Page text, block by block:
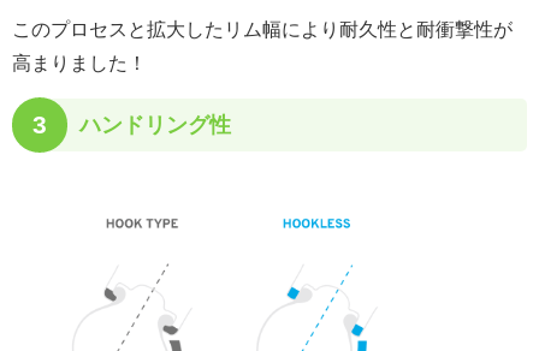
このプロセスと拡大したリム幅により耐久性と耐衝撃性が
高まりました！
3 ハンドリング性